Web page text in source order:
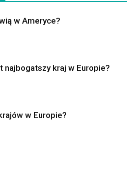
w Ameryce?
najbogatszy kraj w Europie?
w Europie?